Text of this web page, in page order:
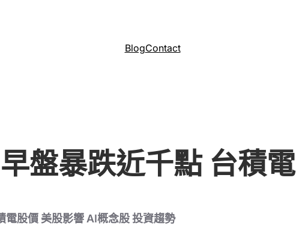
BlogContact
盤暴跌近千點 台積
電股價 美股影響 AI概念股 投資趨勢